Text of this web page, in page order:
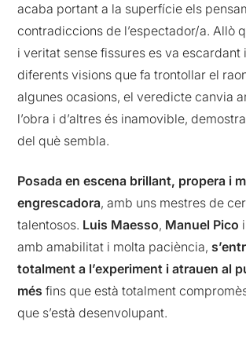
acaba portant a la superfície els
contradiccions de l’espectador/a. Allò
i veritat sense fissures es va escardant
diferents visions que fa trontollar el
algunes ocasions, el veredicte canvia
l’obra i d’altres és inamovible,
del què sembla.
Posada en escena brillant, propera i
engrescadora, amb uns mestres de
talentosos. Luis Maesso, Manuel Pico i
amb amabilitat i molta paciència,
totalment a l’experiment i atrauen al
més fins que està totalment
que s’està desenvolupant.